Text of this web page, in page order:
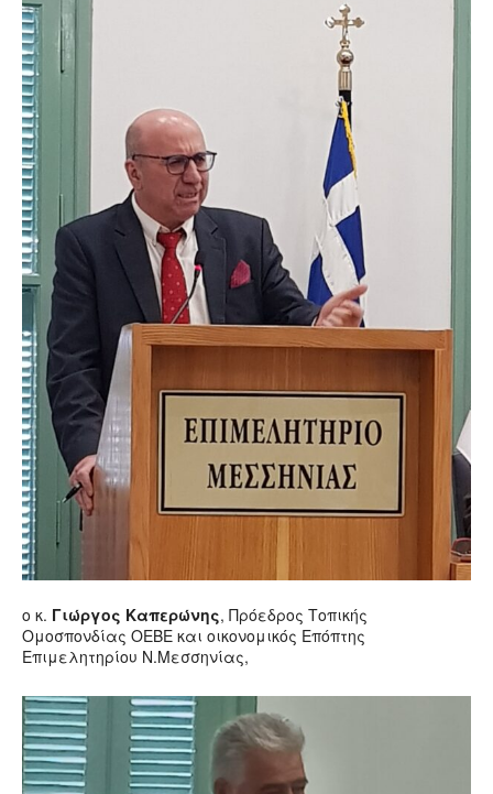
ο κ. Γιώργος Καπερώνης, Πρόεδρος Τοπικής
Ομοσπονδίας ΟΕΒΕ και οικονομικός Επόπτης
Επιμελητηρίου Ν.Μεσσηνίας,